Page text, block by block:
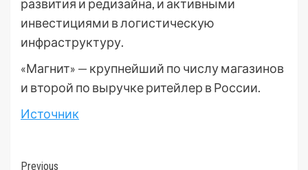
развития и редизайна, и активными
инвестициями в логистическую
инфраструктуру.
«Магнит» — крупнейший по числу магазинов
и второй по выручке ритейлер в России.
Источник
Previous